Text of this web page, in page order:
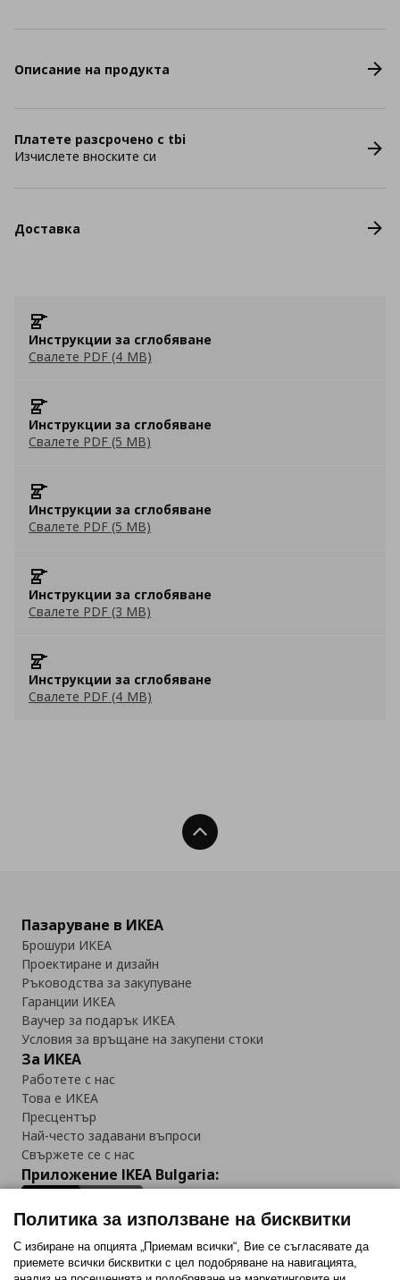
Описание на продукта
Платете разсрочено с tbi
Изчислете вноските си
Доставка
Инструкции за сглобяване
Свалете PDF (4 MB)
Инструкции за сглобяване
Свалете PDF (5 MB)
Инструкции за сглобяване
Свалете PDF (5 MB)
Инструкции за сглобяване
Свалете PDF (3 MB)
Инструкции за сглобяване
Свалете PDF (4 MB)
Нагоре
Пазаруване в ИКЕА
Брошури ИКЕА
Проектиране и дизайн
Ръководства за закупуване
Гаранции ИКЕА
Ваучер за подарък ИКЕА
Условия за връщане на закупени стоки
За ИКЕА
Работете с нас
Това е ИКЕА
Пресцентър
Най-често задавани въпроси
Свържете се с нас
Приложение IKEA Bulgaria:
Последвайте ни:
Политика за използване на бисквитки
С избиране на опцията „Приемам всички“, Вие се съгласявате да
приемете всички бисквитки с цел подобряване на навигацията,